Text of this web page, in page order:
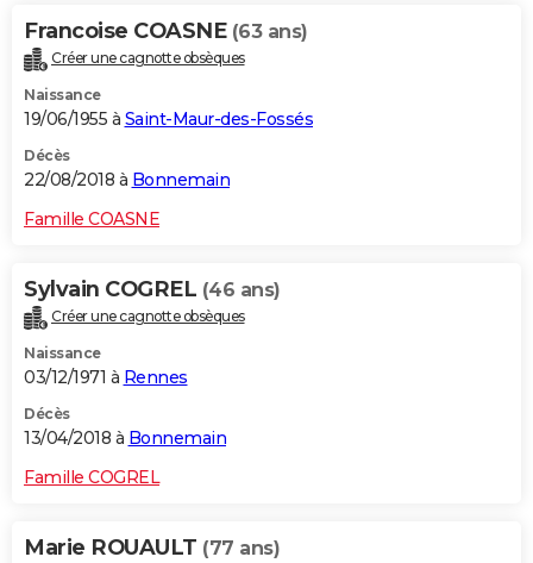
Francoise COASNE (63 ans)
Créer une cagnotte obsèques
Naissance
19/06/1955 à Saint-Maur-des-Fossés
Décès
22/08/2018 à Bonnemain
Famille COASNE
Sylvain COGREL (46 ans)
Créer une cagnotte obsèques
Naissance
03/12/1971 à Rennes
Décès
13/04/2018 à Bonnemain
Famille COGREL
Marie ROUAULT (77 ans)